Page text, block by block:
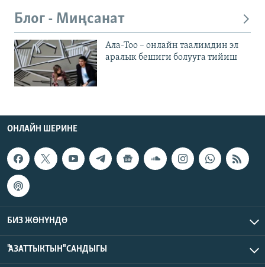
Блог - Миңсанат
Ала-Тоо – онлайн таалимдин эл
аралык бешиги болууга тийиш
ОНЛАЙН ШЕРИНЕ
БИЗ ЖӨНҮНДӨ
"АЗАТТЫКТЫН" САНДЫГЫ